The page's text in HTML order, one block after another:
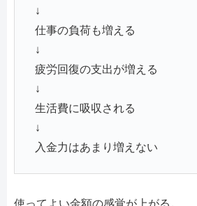
↓
仕事の負荷も増える
↓
疲労回復の支出が増える
↓
生活費に吸収される
↓
入金力はあまり増えない
使ってよい金額の感覚が上がる。